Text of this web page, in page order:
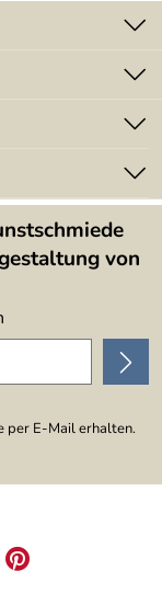
von
per E-Mail erhalten.
anonymer Form
anklicke. Die